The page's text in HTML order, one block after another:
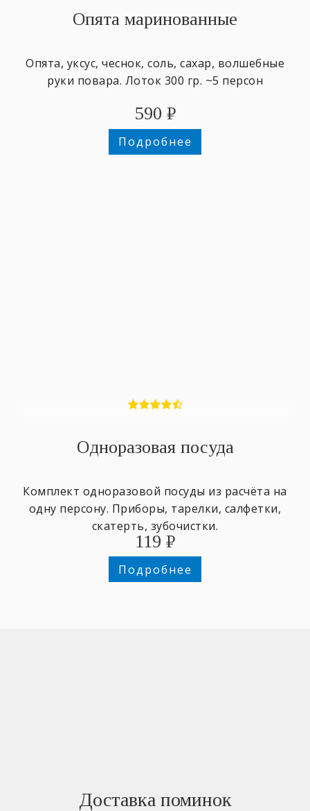
Опята маринованные
Опята, уксус, чеснок, соль, сахар, волшебные
руки повара. Лоток 300 гр. ~5 персон
590 ₽
Подробнее
Одноразовая посуда
Комплект одноразовой посуды из расчёта на
одну персону. Приборы, тарелки, салфетки,
скатерть, зубочистки.
119 ₽
Подробнее
Доставка поминок